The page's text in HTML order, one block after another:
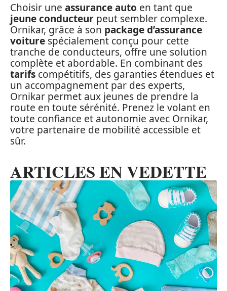
Choisir une assurance auto en tant que
jeune conducteur peut sembler complexe.
Ornikar, grâce à son package d’assurance
voiture spécialement conçu pour cette
tranche de conducteurs, offre une solution
complète et abordable. En combinant des
tarifs compétitifs, des garanties étendues et
un accompagnement par des experts,
Ornikar permet aux jeunes de prendre la
route en toute sérénité. Prenez le volant en
toute confiance et autonomie avec Ornikar,
votre partenaire de mobilité accessible et
sûr.
ARTICLES EN VEDETTE